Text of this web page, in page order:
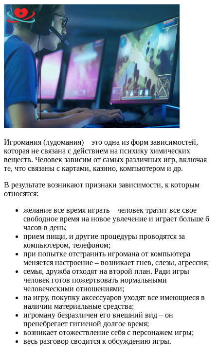
Игромания (лудомания) – это одна из форм зависимостей,
которая не связана с действием на психику химических
веществ. Человек зависим от самых различных игр, включая
те, что связаны с картами, казино, компьютером и др.
В результате возникают признаки зависимости, к которым
относятся:
желание все время играть – человек тратит все свое
свободное время на новое увлечение и играет больше 6
часов в день;
прием пищи, и другие процедуры проводятся за
компьютером, телефоном;
при попытке отстранить игромана от компьютера
меняется настроение – возникает гнев, слезы, агрессия;
семья, дружба отходят на второй план. Ради игры
человек готов пожертвовать нормальными
человеческими отношениями;
на игру, покупку аксессуаров уходят все имеющиеся в
наличии материальные средства;
игроману безразличен его внешний вид – он
пренебрегает гигиеной долгое время;
возникает отожествление себя с персонажем игры;
весь разговор сводится к обсуждению игры.